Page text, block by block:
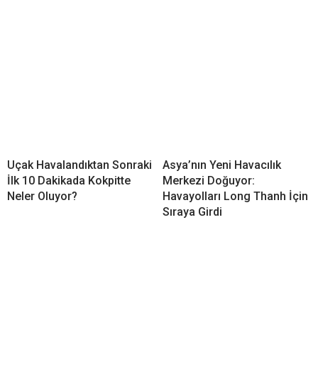
Uçak Havalandıktan Sonraki
İlk 10 Dakikada Kokpitte
Neler Oluyor?
Asya’nın Yeni Havacılık
Merkezi Doğuyor:
Havayolları Long Thanh İçin
Sıraya Girdi